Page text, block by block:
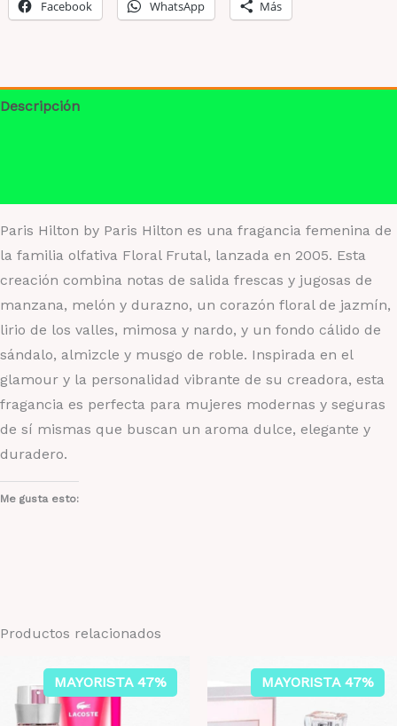
Facebook WhatsApp Más
Descripción
Paris Hilton by Paris Hilton es una fragancia femenina de
la familia olfativa Floral Frutal, lanzada en 2005. Esta
creación combina notas de salida frescas y jugosas de
manzana, melón y durazno, un corazón floral de jazmín,
lirio de los valles, mimosa y nardo, y un fondo cálido de
sándalo, almizcle y musgo de roble. Inspirada en el
glamour y la personalidad vibrante de su creadora, esta
fragancia es perfecta para mujeres modernas y seguras
de sí mismas que buscan un aroma dulce, elegante y
duradero.
Me gusta esto:
Productos relacionados
MAYORISTA 47% MAYORISTA 47%